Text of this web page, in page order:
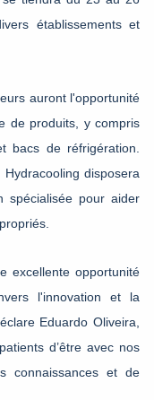
établissements et
auront l'opportunité
de produits, y compris
bacs de réfrigération.
disposera
spécialisée pour aider
excellente opportunité
l'innovation et la
Eduardo Oliveira,
d’être avec nos
connaissances et de